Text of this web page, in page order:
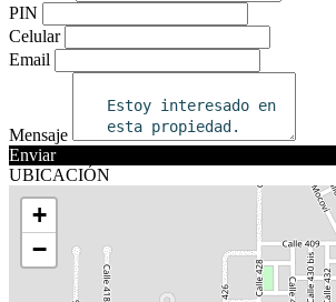
PIN
Celular
Email
Mensaje
Enviar
UBICACIÓN
+
−